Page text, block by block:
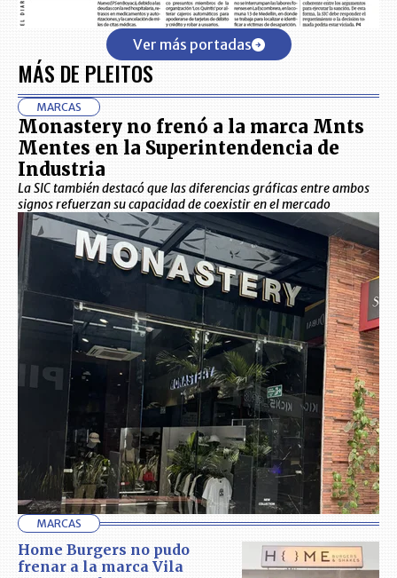
Ver más portadas
MÁS DE PLEITOS
MARCAS
Monastery no frenó a la marca Mnts
Mentes en la Superintendencia de
Industria
La SIC también destacó que las diferencias gráficas entre ambos
signos refuerzan su capacidad de coexistir en el mercado
MARCAS
Home Burgers no pudo
frenar a la marca Vila